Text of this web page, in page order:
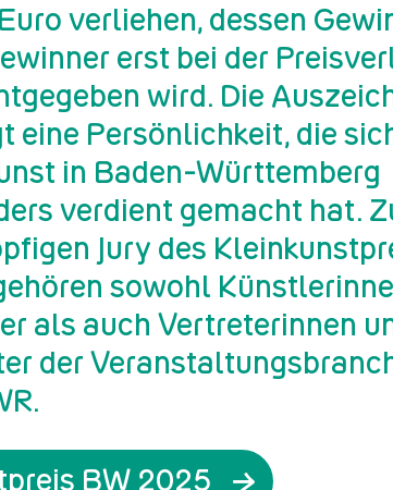
verliehen, dessen
erst bei der
wird. Die
eine Persönlichkeit, die
in Baden-Württemberg
verdient gemacht hat.
Jury des
sowohl
als auch Vertreterinnen
der
BW 2025